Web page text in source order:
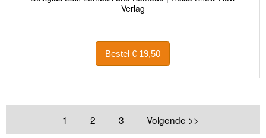
Verlag
Bestel € 19,50
1 2 3 Volgende >>